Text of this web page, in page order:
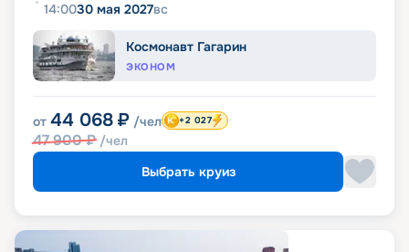
14:0030 мая 2027вс
Космонавт Гагарин
ЭКОНОМ
от 44 068 ₽ /чел
47 900₽ /чел
+2 027
Выбрать круиз